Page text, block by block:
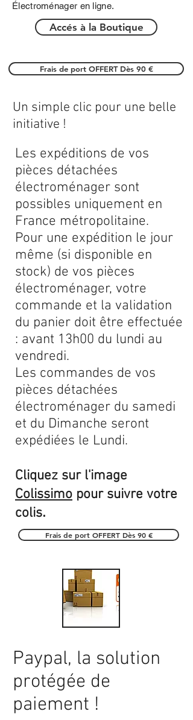
Électroménager en ligne.
Accés à la Boutique
Frais de port OFFERT Dès 90 €
Les expéditions de vos
pièces détachées
électroménager sont
possibles uniquement en
France métropolitaine.
Pour une expédition le jour
même (si disponible en
stock) de vos pièces
électroménager, votre
commande et la validation
du panier doit être effectuée
: avant 13h00 du lundi au
vendredi.
Les commandes de vos
pièces détachées
électroménager du samedi
et du Dimanche seront
expédiées le Lundi.
Cliquez sur l'image
Colissimo pour suivre votre
colis.
Un simple clic pour une belle
initiative !
Frais de port OFFERT Dès 90 €
Paypal, la solution
protégée de
paiement !